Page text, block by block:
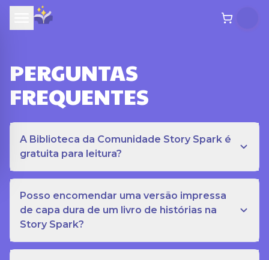
PERGUNTAS
FREQUENTES
A Biblioteca da Comunidade Story Spark é
gratuita para leitura?
Posso encomendar uma versão impressa
de capa dura de um livro de histórias na
Story Spark?